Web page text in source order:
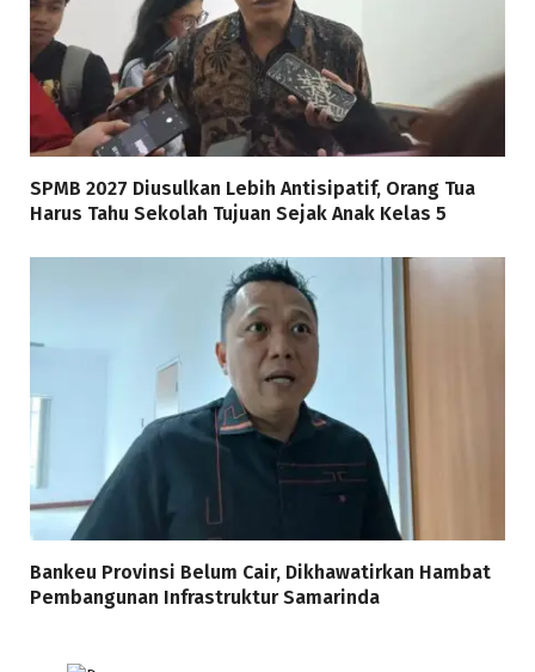
SPMB 2027 Diusulkan Lebih Antisipatif, Orang Tua
Harus Tahu Sekolah Tujuan Sejak Anak Kelas 5
Bankeu Provinsi Belum Cair, Dikhawatirkan Hambat
Pembangunan Infrastruktur Samarinda